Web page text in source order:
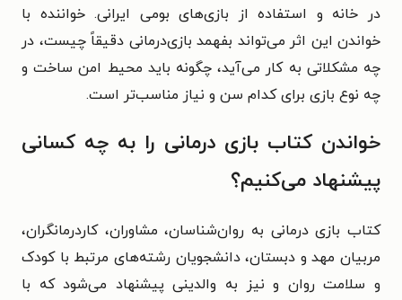
در خانه و استفاده از بازی‌های بومی ایرانی. خواننده با
خواندن این اثر می‌تواند بفهمد بازی‌درمانی دقیقاً چیست، در
چه مشکلاتی به‌ کار می‌آید، چگونه باید محیط امن ساخت و
چه نوع بازی برای کدام سن و نیاز مناسب‌تر است.
خواندن کتاب بازی درمانی را به چه کسانی
پیشنهاد می‌کنیم؟
کتاب بازی درمانی به روان‌شناسان، مشاوران، کاردرمانگران،
مربیان مهد و دبستان، دانشجویان رشته‌های مرتبط با کودک
و سلامت روان و نیز به والدینی پیشنهاد می‌شود که با